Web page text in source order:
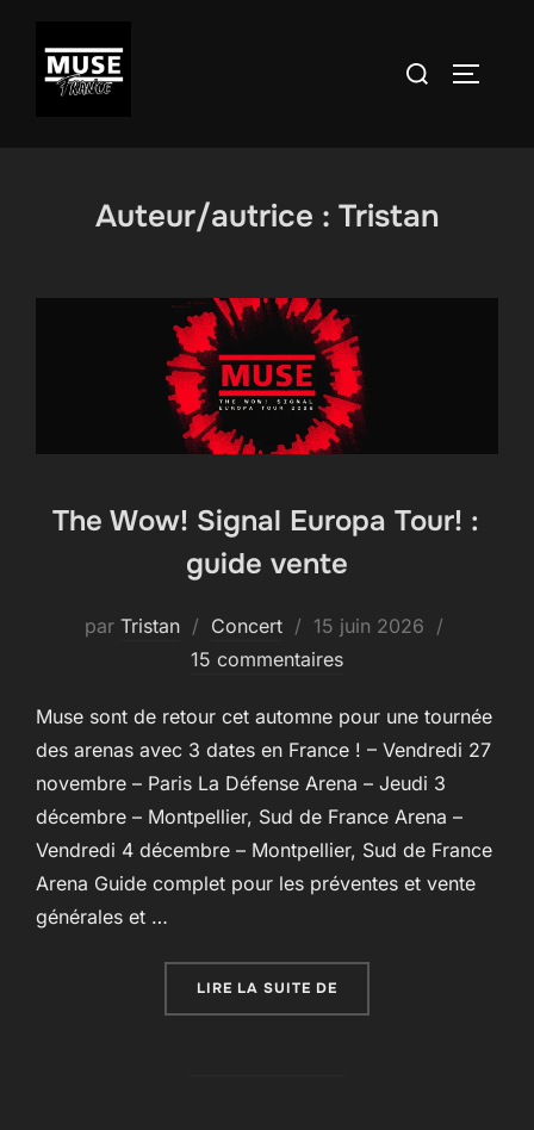
contenu
Rechercher :
Auteur/autrice : Tristan
The Wow! Signal Europa Tour! :
guide vente
par Tristan Concert
Publié
le
15 juin 2026
15 commentaires
Muse sont de retour cet automne pour une tournée
des arenas avec 3 dates en France ! – Vendredi 27
novembre – Paris La Défense Arena – Jeudi 3
décembre – Montpellier, Sud de France Arena –
Vendredi 4 décembre – Montpellier, Sud de France
Arena Guide complet pour les préventes et vente
générales et …
LIRE LA SUITE DE